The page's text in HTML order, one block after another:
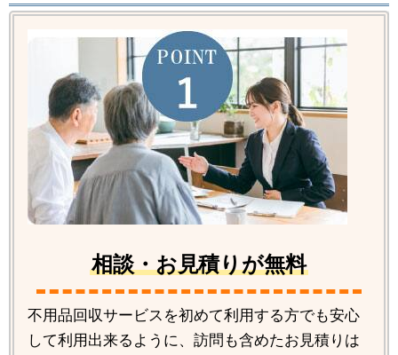
相談・お見積りが無料
不用品回収サービスを初めて利用する方でも安心
して利用出来るように、訪問も含めたお見積りは